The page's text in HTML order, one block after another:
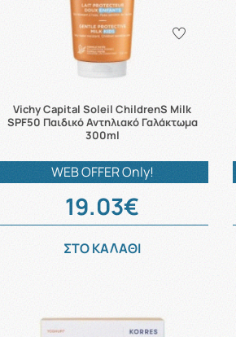
Vichy Capital Soleil ChildrenS Milk
SPF50 Παιδικό Αντηλιακό Γαλάκτωμα
300ml
WEB OFFER Only!
19.03€
ΣΤΟ ΚΑΛΑΘΙ